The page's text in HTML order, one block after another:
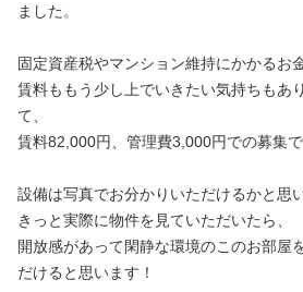
ました。
固定資産税やマンション維持にかかるお
賃料ももう少し上でいきたい気持ちもあ
て、
賃料82,000円、管理費3,000円での募集で
設備は写真でお分かりいただけるかと思
きっと実際に物件を見ていただいたら、
開放感があって閑静な環境のこのお部屋
だけると思います！